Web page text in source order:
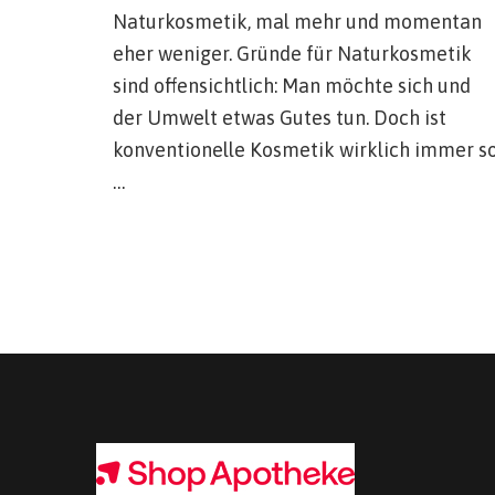
Naturkosmetik, mal mehr und momentan
eher weniger. Gründe für Naturkosmetik
sind offensichtlich: Man möchte sich und
der Umwelt etwas Gutes tun. Doch ist
konventionelle Kosmetik wirklich immer
…